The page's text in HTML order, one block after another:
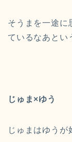
そうまを一途に
ているなあとい
じゅま×ゆう
じゅまはゆうが